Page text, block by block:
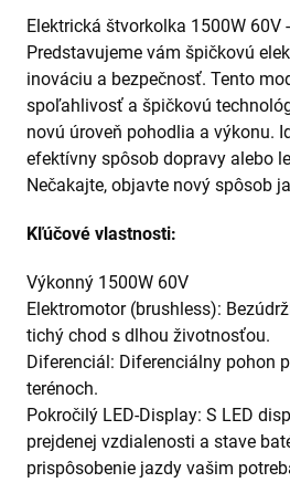
Elektrická štvorkolka 1500W
Predstavujeme vám špičkovú
inováciu a bezpečnosť. Tento
spoľahlivosť a špičkovú
novú úroveň pohodlia a výkonu.
efektívny spôsob dopravy alebo
Nečakajte, objavte nový spôsob
Kľúčové vlastnosti:
Výkonný 1500W 60V
Elektromotor (brushless):
tichý chod s dlhou životnosťou.
Diferenciál: Diferenciálny pohon
terénoch.
Pokročilý LED-Display: S LED
prejdenej vzdialenosti a stave
prispôsobenie jazdy vašim